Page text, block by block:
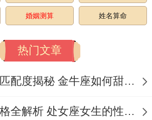
68%
期的星座归属以还有命运特
提供有特色的观察视角。
踪机制;记录关键节点的决策
婚姻测算 姓名算命
热门文章
金牛座情侣的匹配度揭秘 金牛座如何甜蜜恋爱
处女座女生性格全解析 处女座女生的性格是什么样的